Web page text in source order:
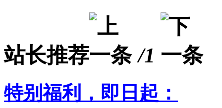
站长推荐 /1
特别福利，即日起：